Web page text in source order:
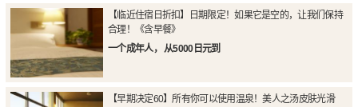
【临近住宿日折扣】日期限定！如果它是空的，让我们保持
合理！《含早餐》
一个成年人， 从5000日元到
【早期决定60】所有你可以使用温泉！美人之汤皮肤光滑